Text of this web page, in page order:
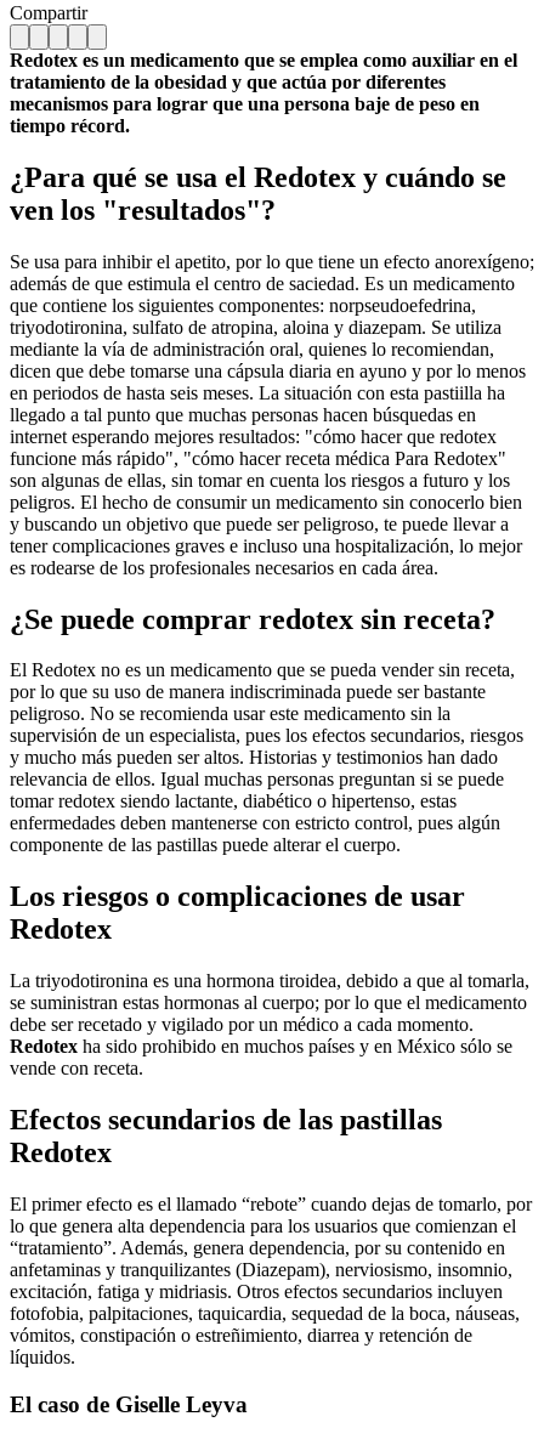
Compartir
Redotex es un medicamento que se emplea como auxiliar en el
tratamiento de la obesidad y que actúa por diferentes
mecanismos para lograr que una persona baje de peso en
tiempo récord.
¿Para qué se usa el Redotex y cuándo se
ven los "resultados"?
Se usa para inhibir el apetito, por lo que tiene un efecto anorexígeno;
además de que estimula el centro de saciedad. Es un medicamento
que contiene los siguientes componentes: norpseudoefedrina,
triyodotironina, sulfato de atropina, aloina y diazepam. Se utiliza
mediante la vía de administración oral, quienes lo recomiendan,
dicen que debe tomarse una cápsula diaria en ayuno y por lo menos
en periodos de hasta seis meses. La situación con esta pastiilla ha
llegado a tal punto que muchas personas hacen búsquedas en
internet esperando mejores resultados: "cómo hacer que redotex
funcione más rápido", "cómo hacer receta médica Para Redotex"
son algunas de ellas, sin tomar en cuenta los riesgos a futuro y los
peligros. El hecho de consumir un medicamento sin conocerlo bien
y buscando un objetivo que puede ser peligroso, te puede llevar a
tener complicaciones graves e incluso una hospitalización, lo mejor
es rodearse de los profesionales necesarios en cada área.
¿Se puede comprar redotex sin receta?
El Redotex no es un medicamento que se pueda vender sin receta,
por lo que su uso de manera indiscriminada puede ser bastante
peligroso. No se recomienda usar este medicamento sin la
supervisión de un especialista, pues los efectos secundarios, riesgos
y mucho más pueden ser altos. Historias y testimonios han dado
relevancia de ellos. Igual muchas personas preguntan si se puede
tomar redotex siendo lactante, diabético o hipertenso, estas
enfermedades deben mantenerse con estricto control, pues algún
componente de las pastillas puede alterar el cuerpo.
Los riesgos o complicaciones de usar
Redotex
La triyodotironina es una hormona tiroidea, debido a que al tomarla,
se suministran estas hormonas al cuerpo; por lo que el medicamento
debe ser recetado y vigilado por un médico a cada momento.
Redotex ha sido prohibido en muchos países y en México sólo se
vende con receta.
Efectos secundarios de las pastillas
Redotex
El primer efecto es el llamado “rebote” cuando dejas de tomarlo, por
lo que genera alta dependencia para los usuarios que comienzan el
“tratamiento”. Además, genera dependencia, por su contenido en
anfetaminas y tranquilizantes (Diazepam), nerviosismo, insomnio,
excitación, fatiga y midriasis. Otros efectos secundarios incluyen
fotofobia, palpitaciones, taquicardia, sequedad de la boca, náuseas,
vómitos, constipación o estreñimiento, diarrea y retención de
líquidos.
El caso de Giselle Leyva